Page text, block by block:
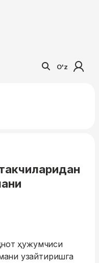
O'z
ҳужумчиси
узайтиришга